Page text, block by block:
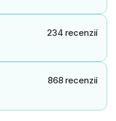
234 recenzií
868 recenzií